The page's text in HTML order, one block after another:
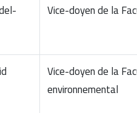
Vice-doyen de la
Vice-doyen de la
environnemental